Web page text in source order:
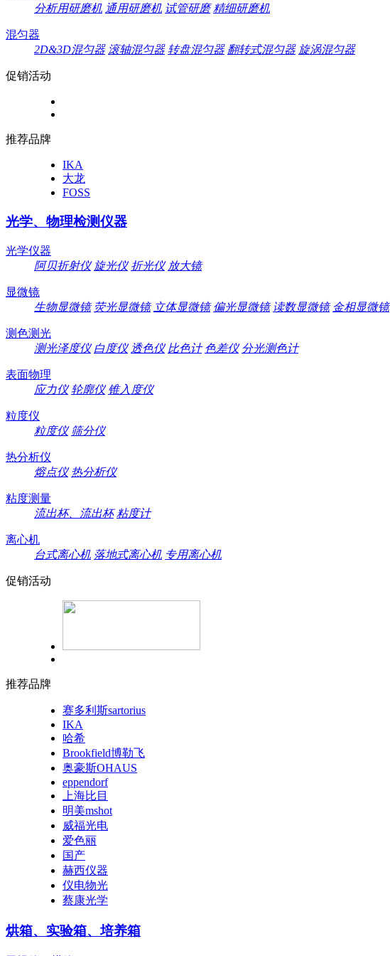
分析用研磨机 通用研磨机 试管研磨 精细研磨机
混匀器
2D&3D混匀器 滚轴混匀器 转盘混匀器 翻转式混匀器 旋涡混匀器
促销活动
推荐品牌
IKA
大龙
FOSS
光学、物理检测仪器
光学仪器
阿贝折射仪 旋光仪 折光仪 放大镜
显微镜
生物显微镜 荧光显微镜 立体显微镜 偏光显微镜 读数显微镜 金相显微镜
测色测光
测光泽度仪 白度仪 透色仪 比色计 色差仪 分光测色计
表面物理
应力仪 轮廓仪 锥入度仪
粒度仪
粒度仪 筛分仪
热分析仪
熔点仪 热分析仪
粘度测量
流出杯、流出杯 粘度计
离心机
台式离心机 落地式离心机 专用离心机
促销活动
推荐品牌
赛多利斯sartorius
IKA
哈希
Brookfield博勒飞
奥豪斯OHAUS
eppendorf
上海比目
明美mshot
威福光电
爱色丽
国产
赫西仪器
仪电物光
蔡康光学
烘箱、实验箱、培养箱